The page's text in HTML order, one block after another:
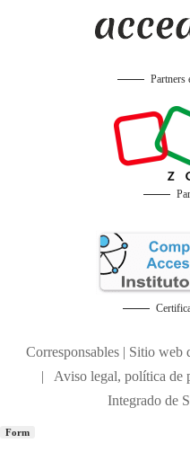
Partners
Corresponsables | Sitio web
| Aviso legal, política de
Integrado de
Form